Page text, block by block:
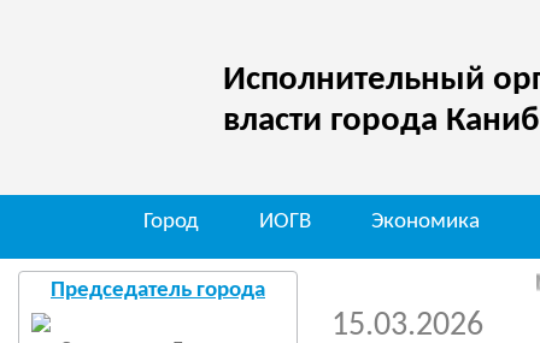
Исполнительный
власти города
Город ИОГВ Экономика
Председатель города Мо
15.03.2026